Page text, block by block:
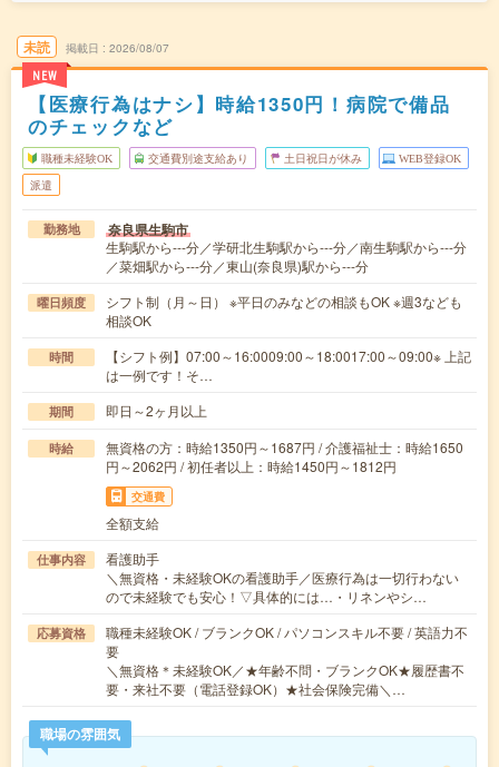
未読
NEW
掲載日 2026/08/07
【医療行為はナシ】時給1350円！病院で備品
のチェックなど
職種未経験OK 交通費別途支給あり 土日祝日が休み WEB登録OK
派遣
勤務地 奈良県生駒市
生駒駅から---分／学研北生駒駅から---分／南生駒駅から---分
／菜畑駅から---分／東山(奈良県)駅から---分
曜日頻度
シフト制（月～日） ※平日のみなどの相談もOK ※週3なども
相談OK
時間
【シフト例】07:00～16:0009:00～18:0017:00～09:00※ 上記
は一例です！そ…
期間 即日～2ヶ月以上
時給
無資格の方：時給1350円～1687円 / 介護福祉士：時給1650
円～2062円 / 初任者以上：時給1450円～1812円
交通費
全額支給
仕事内容
看護助手
＼無資格・未経験OKの看護助手／医療行為は一切行わない
ので未経験でも安心！▽具体的には…・リネンやシ…
応募資格
職種未経験OK / ブランクOK / パソコンスキル不要 / 英語力不
要
＼無資格＊未経験OK／★年齢不問・ブランクOK★履歴書不
要・来社不要（電話登録OK）★社会保険完備＼…
職場の雰囲気